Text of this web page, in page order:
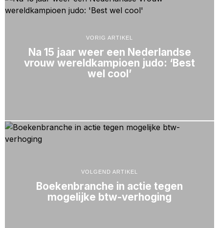
VORIG ARTIKEL
Na 15 jaar weer een Nederlandse
vrouw wereldkampioen judo: ‘Best
wel cool’
VOLGEND ARTIKEL
Boekenbranche in actie tegen
mogelijke btw-verhoging